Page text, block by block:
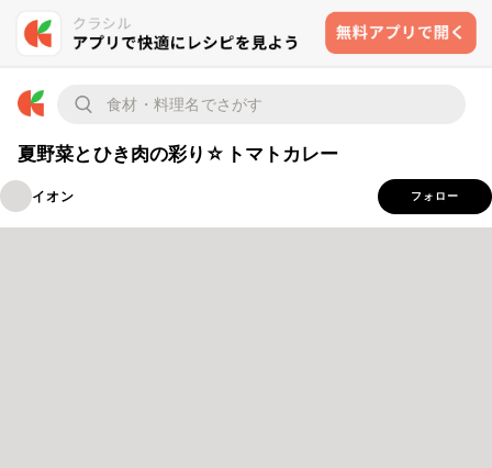
夏野菜とひき肉の彩り☆トマトカレー
イオン フォロー